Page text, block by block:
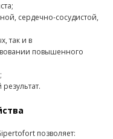
сердечно-сосудистой,
так и в
повышенного
позволяет: